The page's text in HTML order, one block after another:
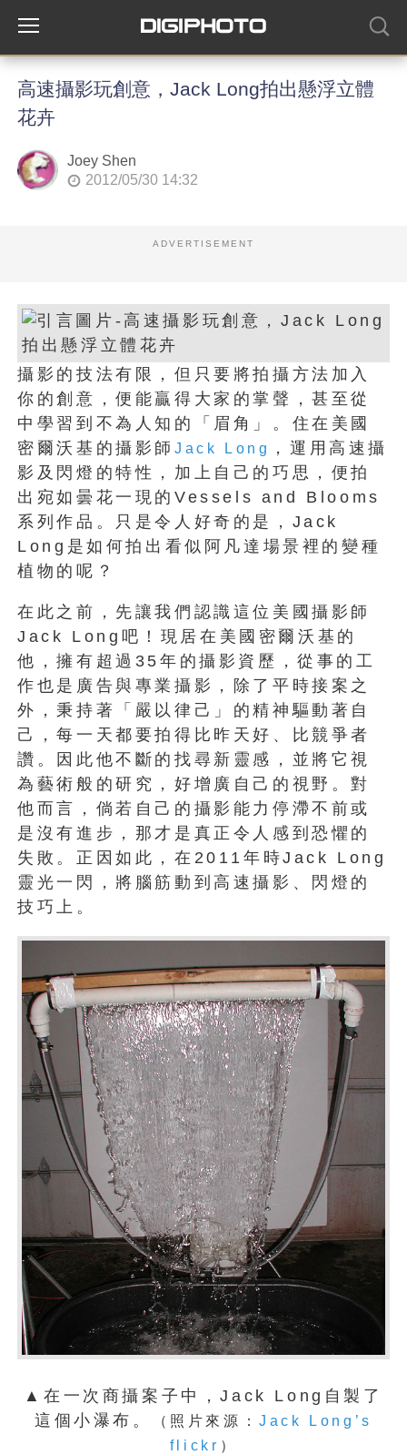
高速攝影玩創意，Jack Long拍出懸浮立體
花卉
Joey Shen
2012/05/30 14:32
ADVERTISEMENT
攝影的技法有限，但只要將拍攝方法加入
你的創意，便能贏得大家的掌聲，甚至從
中學習到不為人知的「眉角」。住在美國
密爾沃基的攝影師 Jack Long
，運用高速攝
影及閃燈的特性，加上自己的巧思，便拍
出宛如曇花一現的Vessels and Blooms
系列作品。只是令人好奇的是，Jack
Long是如何拍出看似阿凡達場景裡的變種
植物的呢？
在此之前，先讓我們認識這位美國攝影師
Jack Long吧！現居在美國密爾沃基的
他，擁有超過35年的攝影資歷，從事的工
作也是廣告與專業攝影，除了平時接案之
外，秉持著「嚴以律己」的精神驅動著自
己，每一天都要拍得比昨天好、比競爭者
讚。因此他不斷的找尋新靈感，並將它視
為藝術般的研究，好增廣自己的視野。對
他而言，倘若自己的攝影能力停滯不前或
是沒有進步，那才是真正令人感到恐懼的
失敗。正因如此，在2011年時Jack Long
靈光一閃，將腦筋動到高速攝影、閃燈的
技巧上。
▲在一次商攝案子中，Jack Long自製了
這個小瀑布。
（照片來源：Jack Long’s
flickr ）